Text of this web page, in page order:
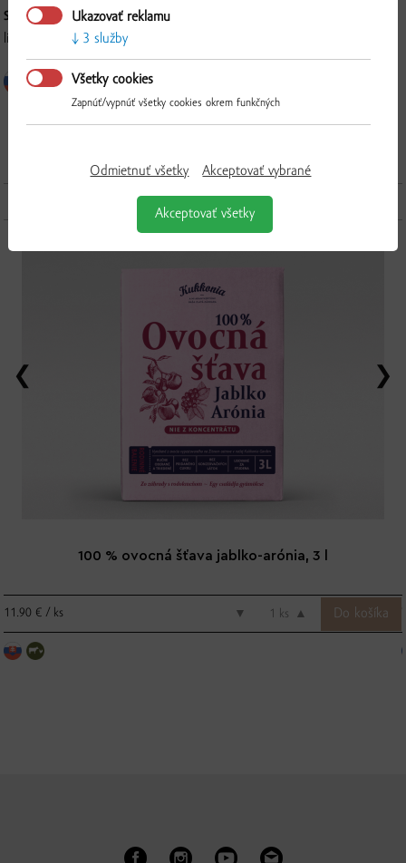
SPÔSOB SPRACOVANIA:
lisovaná, pasterizovaná, bez konzervačných látok
Ďalšie produkty z tejto kategórie
100 % ovocná šťava jablko-arónia, 3 l
11.90 € / ks ▼ ks ▲
Ukazovať reklamu
3 služby
Všetky cookies
Zapnúť/vypnúť všetky cookies okrem funkčných
Odmietnuť všetky Akceptovať vybrané
Akceptovať všetky